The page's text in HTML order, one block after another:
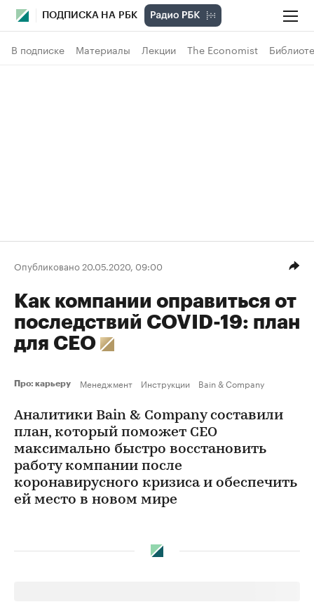
ПОДПИСКА НА РБК
В подписке Материалы Лекции The Economist
Опубликовано 20.05.2020, 09:00
Как компании оправиться от
последствий COVID-19: план
для CEO
Про: карьеру Менеджмент Инструкции Bain & Company
Аналитики Bain & Company составили
план, который поможет CEO
максимально быстро восстановить
работу компании после
коронавирусного кризиса и обеспечить
ей место в новом мире